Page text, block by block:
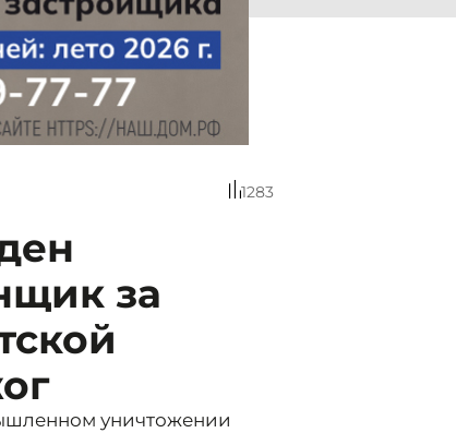
1283
за
уничтожении